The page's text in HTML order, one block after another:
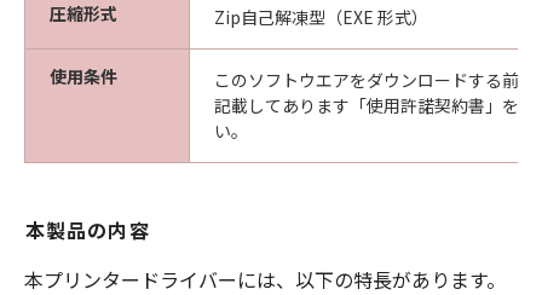
圧縮形式 Zip自己解凍型（EXE 形式）
使用条件
このソフトウエアをダウンロードする前
記載してあります「使用許諾契約書」を
い。
本製品の内容
本プリンタードライバーには、以下の特長があります。